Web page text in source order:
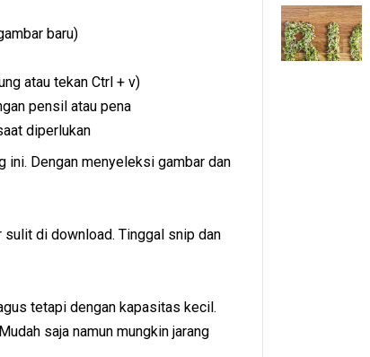
baru)
atau tekan Ctrl + v)
pensil atau pena
diperlukan
ini. Dengan menyeleksi gambar dan
di download. Tinggal snip dan
tetapi dengan kapasitas kecil.
saja namun mungkin jarang